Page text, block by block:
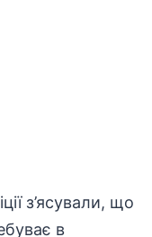
з’ясували, що
в